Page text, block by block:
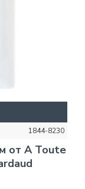
1844-8230
от A Toute